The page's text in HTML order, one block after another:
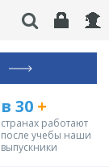
в 30+
странах работают
после учебы наши
выпускники